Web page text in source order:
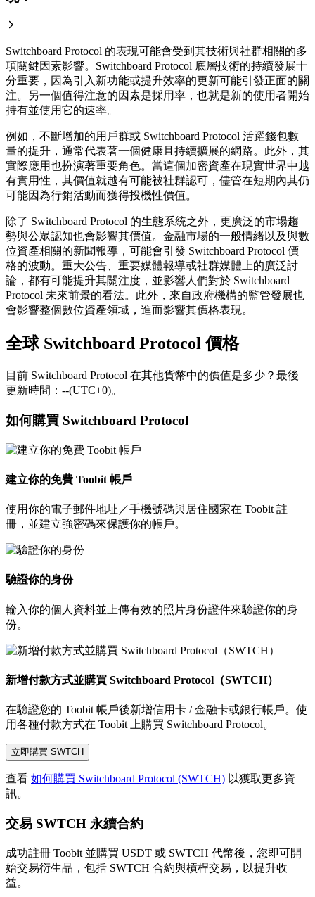
Switchboard Protocol 的表現可能會受到其技術與社群相關的多
項關鍵因素影響。Switchboard Protocol 底層技術的持續發展十
分重要，因為引入新功能或提升效率的更新可能引發正面的關
注。另一個值得注意的因素是採用率，也就是新的使用者開始
持有並使用它的速率。
例如，不斷增加的用戶群或 Switchboard Protocol 活躍錢包數
量的提升，通常代表著一個健康且持續擴展的網路。此外，其
實際應用也扮演著重要角色。當這個加密資產在現實世界中越
有實用性，其價值就越有可能被社群認可，儘管在短期內其仍
可能因為行銷活動而獲得投機性價值。
除了 Switchboard Protocol 的生態系統之外，更廣泛的市場趨
勢與公眾認知也會影響其價值。金融市場的一般情緒以及與數
位資產相關的新聞報導，可能會引發 Switchboard Protocol 價
格的波動。重大公告、重要媒體報導或社群媒體上的廣泛討
論，都有可能提升其關注度，並影響人們對於 Switchboard
Protocol 未來前景的看法。此外，來自政府機構的監管發展也
會影響整個數位資產領域，進而影響其價格表現。
全球 Switchboard Protocol 價格
目前 Switchboard Protocol 在其他貨幣中的價值是多少？最後
更新時間：--(UTC+0)。
如何購買 Switchboard Protocol
建立你的免費 Toobit 帳戶
使用你的電子郵件地址／手機號碼與居住國家在 Toobit 註
冊，並建立強密碼來保護你的帳戶。
驗證你的身份
輸入你的個人資料並上傳有效的照片身份證件來驗證你的身
份。
新增付款方式並購買 Switchboard Protocol（SWTCH）
在驗證您的 Toobit 帳戶後新增信用卡 / 金融卡或銀行帳戶。使
用各種付款方式在 Toobit 上購買 Switchboard Protocol。
立即購買 SWTCH
查看 如何購買 Switchboard Protocol (SWTCH) 以獲取更多資
訊。
交易 SWTCH 永續合約
成功註冊 Toobit 並購買 USDT 或 SWTCH 代幣後，您即可開
始交易衍生品，包括 SWTCH 合約與槓桿交易，以提升收
益。